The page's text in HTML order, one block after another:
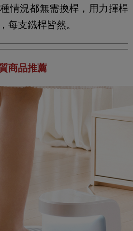
情況都無需換桿，用力揮桿
每支鐵桿皆然。
商品推薦